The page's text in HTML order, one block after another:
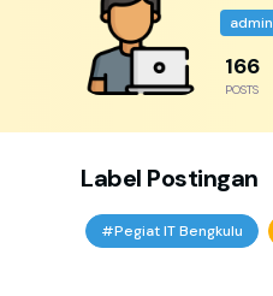
admin
256
POSTS
Label Postingan
#Pegiat IT Bengkulu